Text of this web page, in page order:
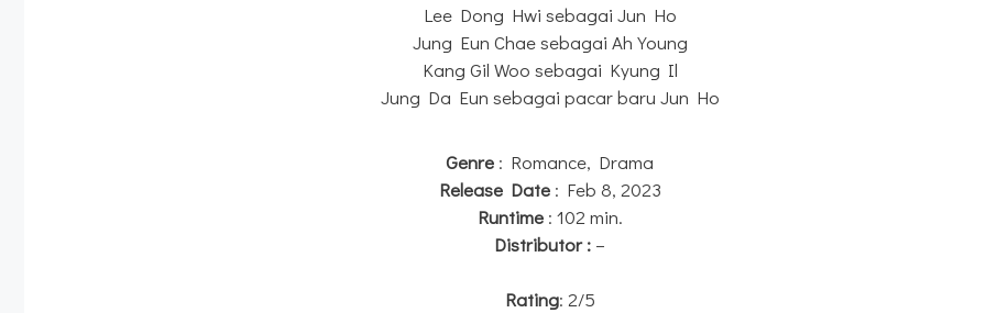
Lee Dong Hwi sebagai Jun Ho
Jung Eun Chae sebagai Ah Young
Kang Gil Woo sebagai Kyung Il
Jung Da Eun sebagai pacar baru Jun Ho
Genre : Romance, Drama
Release Date: Feb 8, 2023
Runtime : 102 min.
Distributor : –
Rating: 2/5